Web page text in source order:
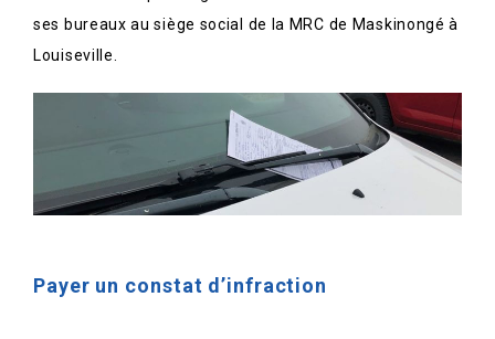
ses bureaux au siège social de la MRC de Maskinongé à
Louiseville.
Payer un constat d’infraction